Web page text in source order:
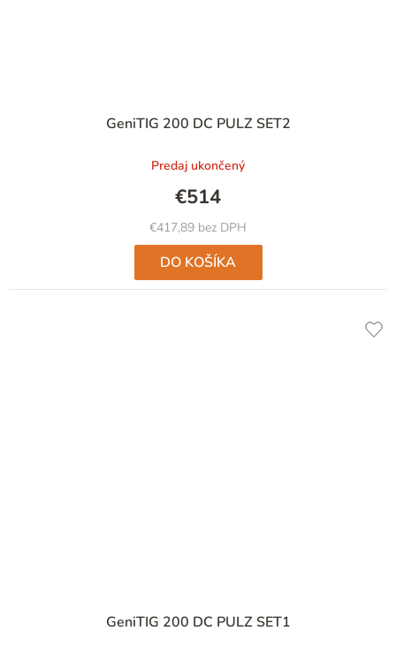
GeniTIG 200 DC PULZ SET2
Predaj ukončený
€417,89 bez DPH
€514
DO KOŠÍKA
GeniTIG 200 DC PULZ SET1